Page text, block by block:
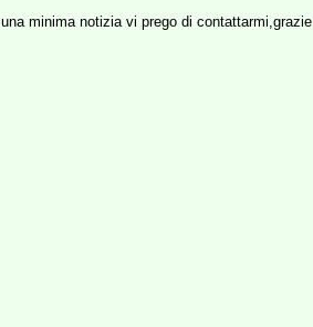
minima notizia vi prego di contattarmi,grazie